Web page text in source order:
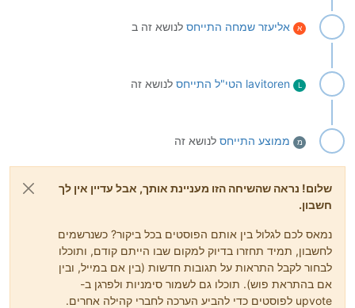
א אליעזר שמחה התייחס לנושא זה ב
L lavitoren הטי"ל התייחס לנושא זה
מ ממוצע התייחס לנושא זה
שלום! נראה שהשיחה הזו מעניינת אותך, אבל עדיין אין לך
חשבון.
נמאס לכם לגלול בין אותם הפוסטים בכל ביקור? כשנרשמים
לחשבון, תמיד תחזרו בדיוק למקום שבו הייתם קודם, ותוכלו
לבחור לקבל התראות על תגובות חדשות (בין אם במייל, ובין
אם בהתראת פוש). תוכלו גם לשמור סימניות ולפרגן ב-
upvote לפוסטים כדי להביע הערכה לחברי קהילה אחרים.